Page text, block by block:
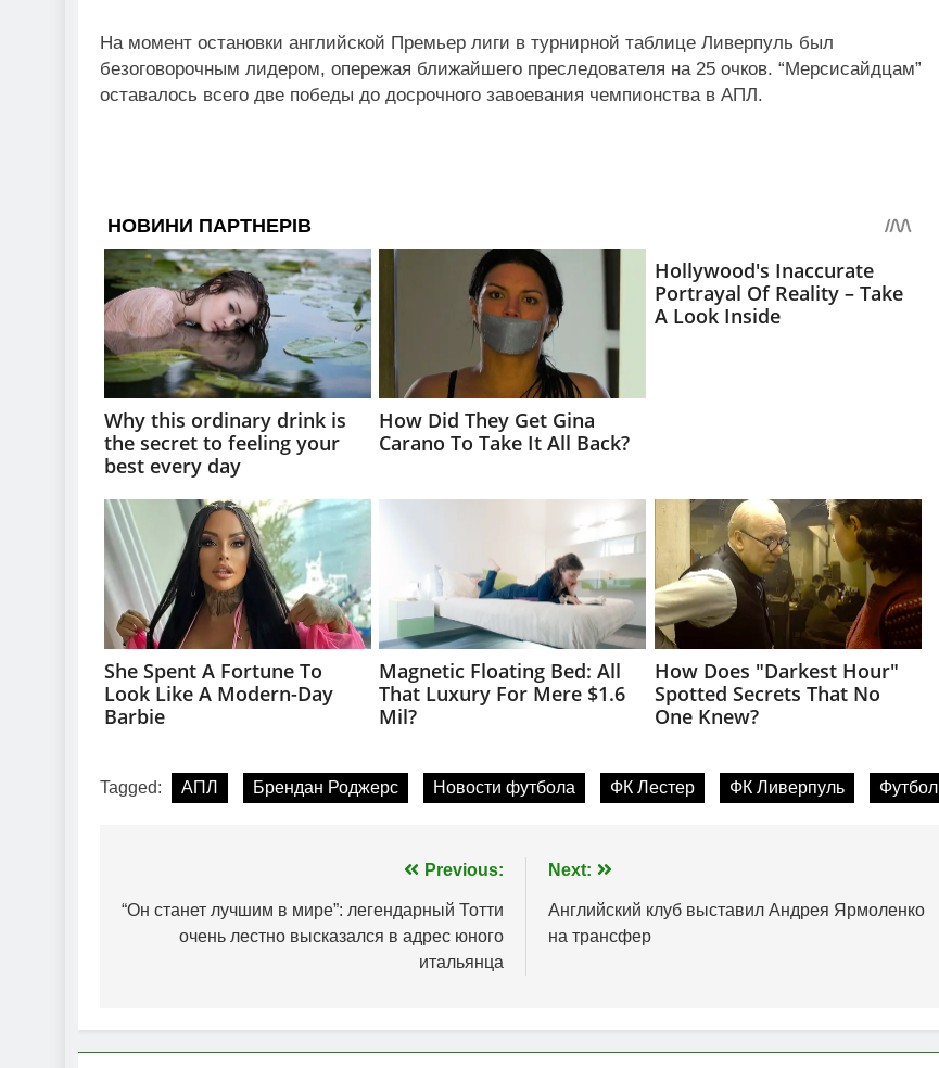
На момент остановки английской Премьер лиги в турнирной таблице Ливерпуль был
безоговорочным лидером, опережая ближайшего преследователя на 25 очков. “Мерсисайдцам”
оставалось всего две победы до досрочного завоевания чемпионства в АПЛ.
Tagged: АПЛ Брендан Роджерс Новости футбола ФК Лестер ФК Ливерпуль Футбол
записів
Previous:
“Он станет лучшим в мире”: легендарный Тотти
очень лестно высказался в адрес юного
итальянца
Next:
Английский клуб выставил Андрея Ярмоленко
на трансфер